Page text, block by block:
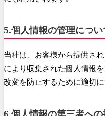
5.個人情報の管理につい
当社は、お客様から提供さ
により収集された個人情報
改変を防止するために適切
6.個人情報の第三者への